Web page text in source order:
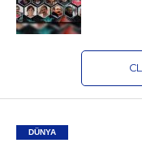
DÜNYA